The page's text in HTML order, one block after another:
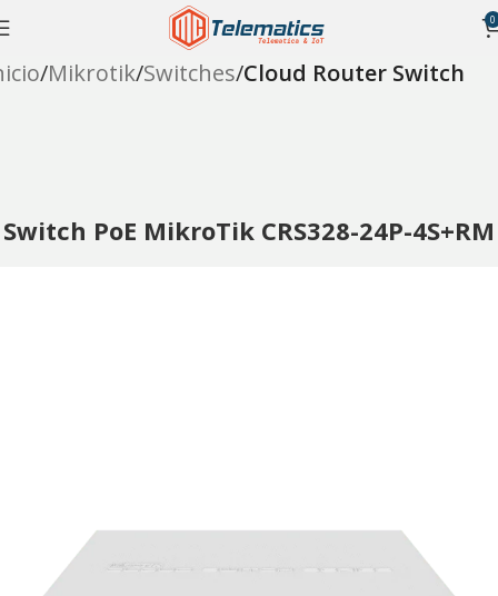
0
Mikrotik Switches Cloud Router Switch
Switch PoE MikroTik CRS328-24P-4S+RM